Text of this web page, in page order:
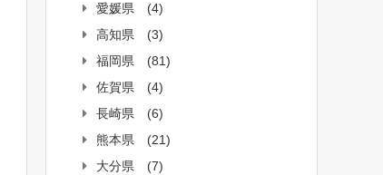
愛媛県
(4)
高知県
(3)
福岡県
(81)
佐賀県
(4)
長崎県
(6)
熊本県
(21)
大分県
(7)